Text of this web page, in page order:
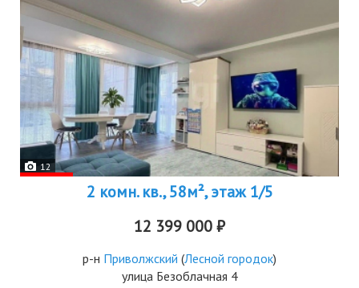
12
2 комн. кв., 58м², этаж 1/5
12 399 000 ₽
р-н Приволжский (Лесной городок)
улица Безоблачная 4